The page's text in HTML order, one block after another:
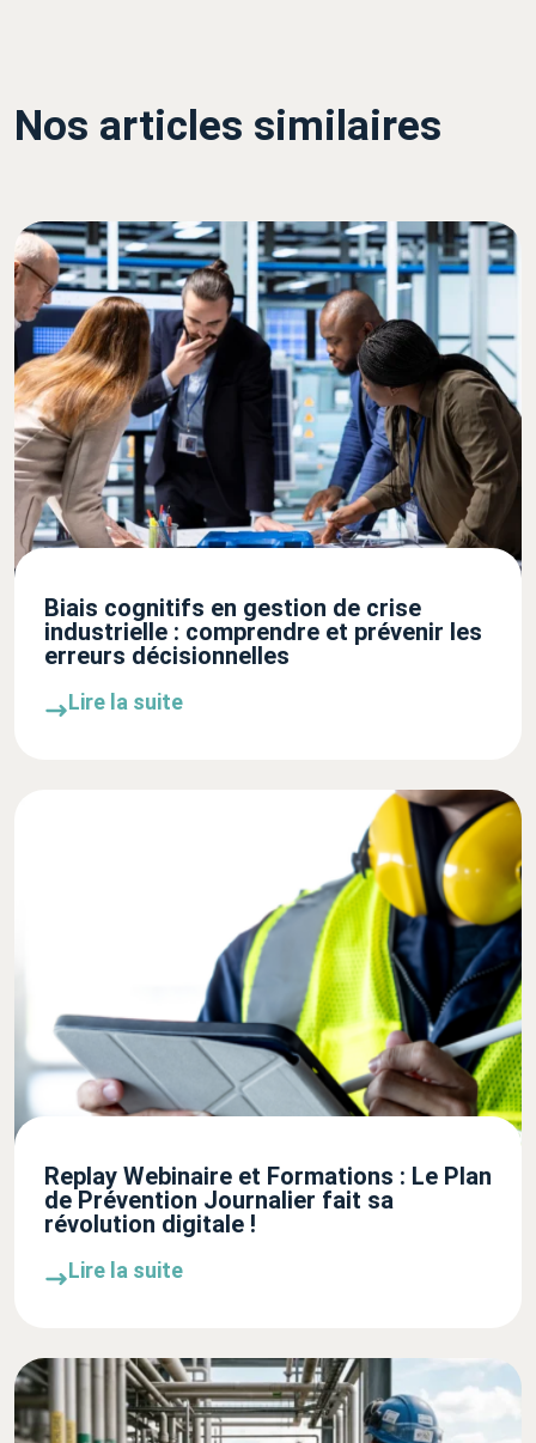
Nos articles similaires
Biais cognitifs en gestion de crise
industrielle : comprendre et prévenir les
erreurs décisionnelles
Lire la suite
Replay Webinaire et Formations : Le Plan
de Prévention Journalier fait sa
révolution digitale !
Lire la suite